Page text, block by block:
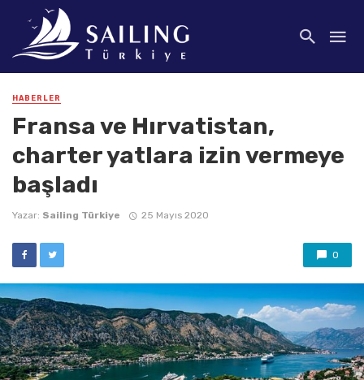
HABERLER
Fransa ve Hırvatistan,
charter yatlara izin vermeye
başladı
Yazar: Sailing Türkiye 25 Mayıs 2020
0